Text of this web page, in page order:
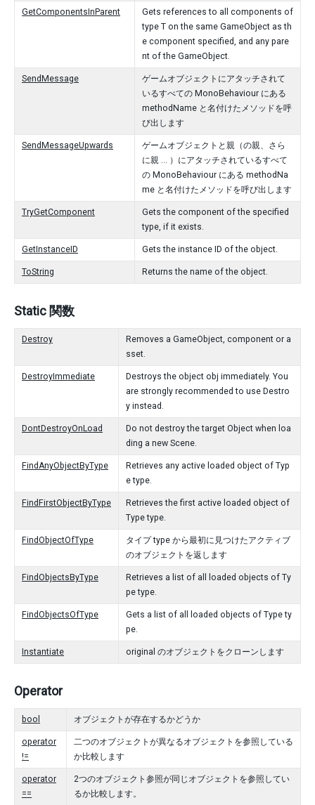
GetComponentsInParent
Gets references to all components of
type T on the same GameObject as th
e component specified, and any pare
nt of the GameObject.
SendMessage
ゲームオブジェクトにアタッチされて
いるすべての MonoBehaviour にある
methodName と名付けたメソッドを呼
び出します
SendMessageUpwards
ゲームオブジェクトと親（の親、さら
に親 ... ）にアタッチされているすべて
の MonoBehaviour にある methodNa
me と名付けたメソッドを呼び出します
TryGetComponent
Gets the component of the specified
type, if it exists.
GetInstanceID Gets the instance ID of the object.
ToString Returns the name of the object.
Static 関数
Destroy
Removes a GameObject, component or a
sset.
DestroyImmediate
Destroys the object obj immediately. You
are strongly recommended to use Destro
y instead.
DontDestroyOnLoad
Do not destroy the target Object when loa
ding a new Scene.
FindAnyObjectByType
Retrieves any active loaded object of Typ
e type.
FindFirstObjectByType
Retrieves the first active loaded object of
Type type.
FindObjectOfType
タイプ type から最初に見つけたアクティブ
のオブジェクトを返します
FindObjectsByType
Retrieves a list of all loaded objects of Ty
pe type.
FindObjectsOfType
Gets a list of all loaded objects of Type ty
pe.
Instantiate original のオブジェクトをクローンします
Operator
bool オブジェクトが存在するかどうか
operator
!=
二つのオブジェクトが異なるオブジェクトを参照している
か比較します
operator
==
2つのオブジェクト参照が同じオブジェクトを参照してい
るか比較します。